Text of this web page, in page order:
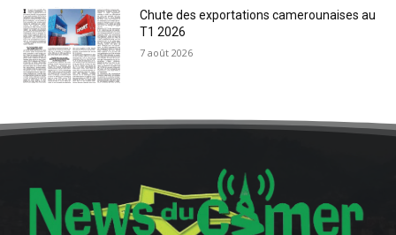
Chute des exportations camerounaises au
T1 2026
7 août 2026